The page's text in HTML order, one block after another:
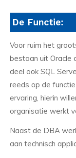
De Functie:
Voor ruim het
bestaan uit Oracle
deel ook SQL
reeds op de
ervaring, hierin
organisatie werkt
Naast de DBA
aan technisch